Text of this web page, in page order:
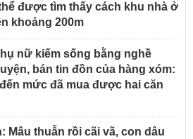
được tìm thấy cách khu nhà ở
khoảng 200m
nữ kiếm sống bằng nghề
bán tin đồn của hàng xóm:
mức đã mua được hai căn
Mâu thuẫn rồi cãi vã, con dâu